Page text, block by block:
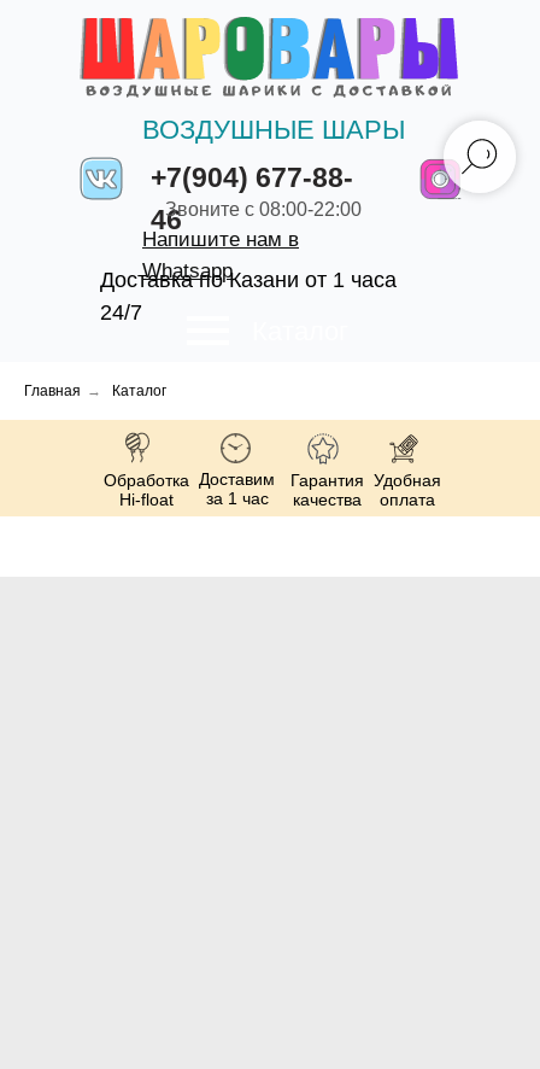
+7(904) 677-88-
46
ВОЗДУШНЫЕ ШАРЫ
Доставка по Казани от 1 часа
24/7
Звоните с 08:00-22:00
Напишите нам в
Whatsapp
Главная → Каталог
Обработка
Hi-float
Доставим
за 1 час
Гарантия
качества
Удобная
оплата